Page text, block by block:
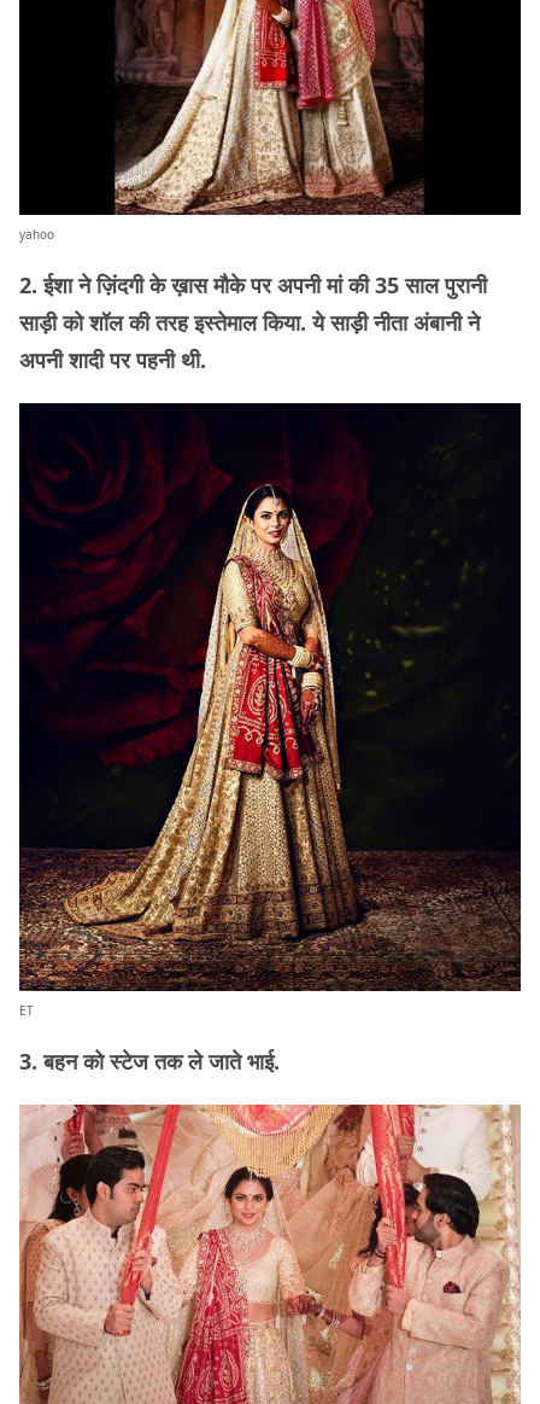
yahoo
2. ईशा ने ज़िंदगी के ख़ास मौके पर अपनी मां की 35 साल पुरानी
साड़ी को शॉल की तरह इस्तेमाल किया. ये साड़ी नीता अंबानी ने
अपनी शादी पर पहनी थी.
ET
3. बहन को स्टेज तक ले जाते भाई.